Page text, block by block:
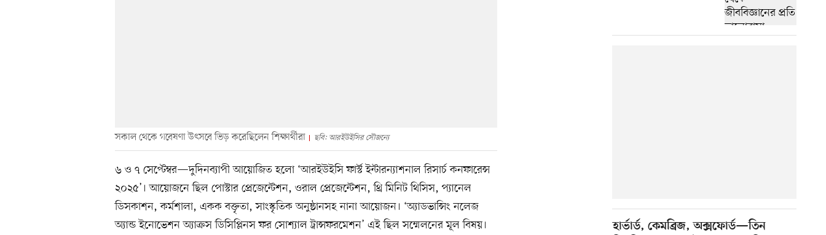
সকাল থেকে গবেষণা উৎসবে ভিড় করেছিলেন শিক্ষার্থীরা ছবি: আরইউইসির সৌজন্যে
৬ ও ৭ সেপ্টেম্বর—দুদিনব্যাপী আয়োজিত হলো ‘আরইউইসি ফার্স্ট ইন্টারন্যাশনাল রিসার্চ কনফারেন্স
২০২৫’। আয়োজনে ছিল পোস্টার প্রেজেন্টেশন, ওরাল প্রেজেন্টেশন, থ্রি মিনিট থিসিস, প্যানেল
ডিসকাশন, কর্মশালা, একক বক্তৃতা, সাংস্কৃতিক অনুষ্ঠানসহ নানা আয়োজন। ‘অ্যাডভান্সিং নলেজ
অ্যান্ড ইনোভেশন অ্যাক্রস ডিসিপ্লিনস ফর সোশ্যাল ট্রান্সফরমেশন’ এই ছিল সম্মেলনের মূল বিষয়।
হার্ভার্ড, কেমব্রিজ, অক্সফোর্ড—তিন